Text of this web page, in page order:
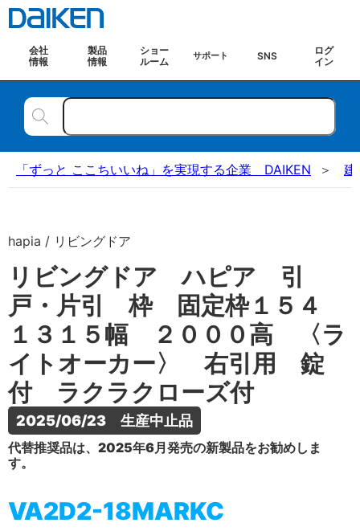
会社
情報
製品
情報
ショー
ルーム
サポート SNS
ログ
イン
「ずっと ここちいいね」を実現する企業 DAIKEN 建
hapia / リビングドア
リビングドア ハピア 引
戸・片引 枠 固定枠１５４
１３１５幅 ２０００高 〈ラ
イトオーカー〉 右引用 錠
付 ラクラクローズ付
2025/06/23　生産中止品
代替推奨品は、2025年6月発売の新製品をお勧めしま
す。
VA2D2-18MARKC